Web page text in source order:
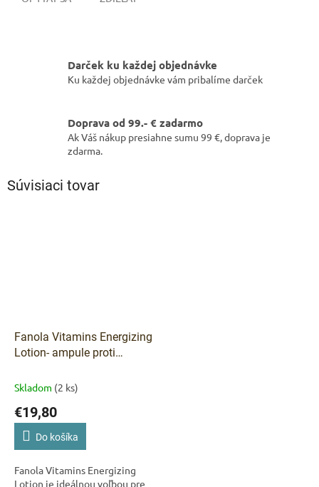
Darček ku každej objednávke
Ku každej objednávke vám pribalíme darček
Doprava od 99.- € zadarmo
Ak Váš nákup presiahne sumu 99 €, doprava je
zdarma.
Súvisiaci tovar
Fanola Vitamins Energizing
Lotion- ampule proti
ml
Skladom (2 ks)
€19,80
Do košíka
Fanola Vitamins Energizing
Lotion je ideálnou voľbou pre